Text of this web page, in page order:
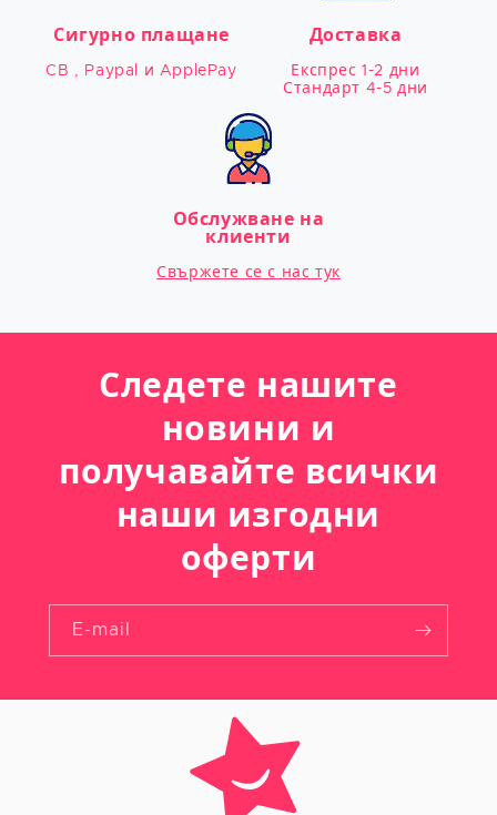
Сигурно плащане
CB , Paypal и ApplePay
Доставка
Експрес 1-2 дни
Стандарт 4-5 дни
Обслужване на
клиенти
Свържете се с нас тук
Следете нашите
новини и
получавайте всички
наши изгодни
оферти
E-mail